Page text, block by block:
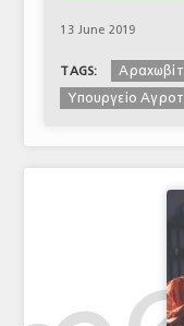
13 June 2019
TAGS:
Υπουργείο